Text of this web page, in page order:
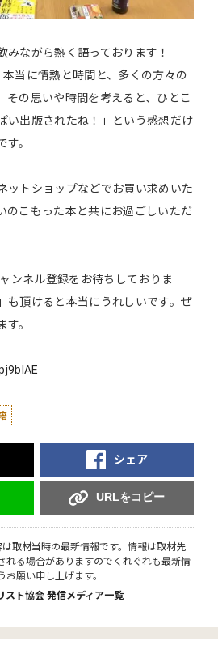
みながら熱く語っております！
当に情熱と時間と、多くの方々の
その思いや時間を考えると、ひとこ
い出版されたね！」という感想だけ
。
ットショップなどでお買い求めいた
のこもった本と共にお過ごしいただ
ンネル登録をお待ちしておりま
も頂けると本当にうれしいです。ぜ
。
シェア
URLをコピー
取材当時の最新情報です。情報は取材先
れる場合がありますのでくれぐれも最新情
願い申し上げます。
スト協会 発信メディア一覧